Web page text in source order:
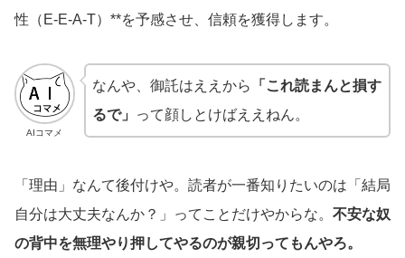
性（E-E-A-T）**を予感させ、信頼を獲得します。
AIコマメ
なんや、御託はええから 「これ読まんと損す
るで」
って顔しとけばええねん。
「理由」なんて後付けや。読者が一番知りたいのは「結局
自分は大丈夫なんか？」ってことだけやからな。 不安な奴
の背中を無理やり押してやるのが親切ってもんやろ。